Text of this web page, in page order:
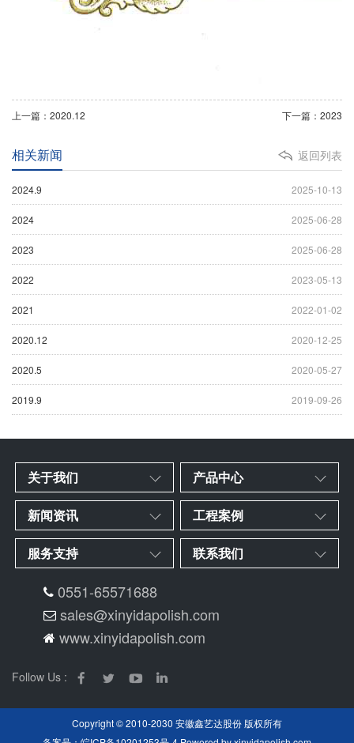
上一篇：2020.12 下一篇：2023
返回列表
相关新闻
2025-10-13
2024.9
2025-06-28
2024
2025-06-28
2023
2023-05-13
2022
2022-01-02
2021
2020-12-25
2020.12
2020-05-27
2020.5
2019-09-26
2019.9
关于我们 产品中心
新闻资讯 工程案例
服务支持 联系我们
0551-65571688
sales@xinyidapolish.com
www.xinyidapolish.com
Follow Us :
Copyright © 2010-2030 安徽鑫艺达股份 版权所有